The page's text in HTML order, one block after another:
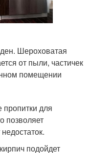
Шероховатая
от пыли, частичек
помещении
для
позволяет
подойдет